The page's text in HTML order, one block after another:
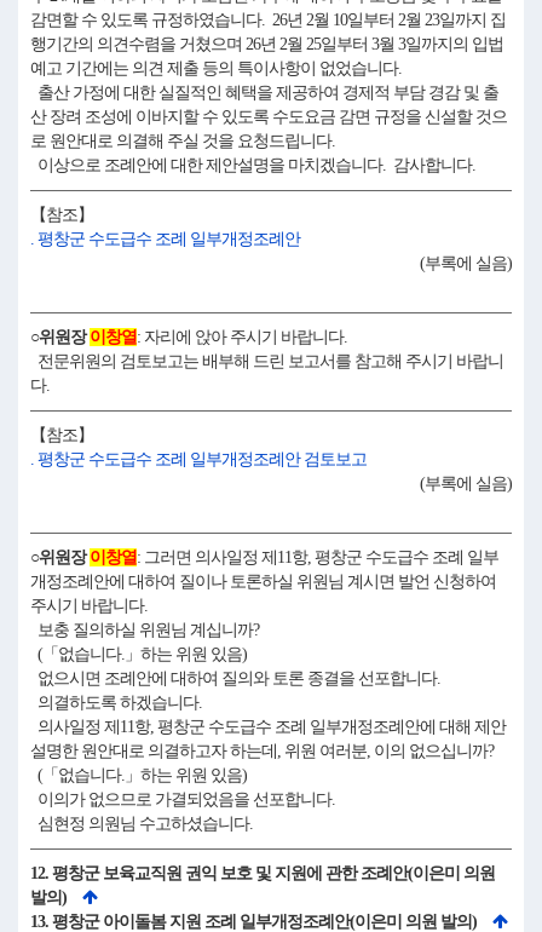
감면할 수 있도록 규정하였습니다. 26년 2월 10일부터 2월 23일까지 집
행기간의 의견수렴을 거쳤으며 26년 2월 25일부터 3월 3일까지의 입법
예고 기간에는 의견 제출 등의 특이사항이 없었습니다.
출산 가정에 대한 실질적인 혜택을 제공하여 경제적 부담 경감 및 출
산 장려 조성에 이바지할 수 있도록 수도요금 감면 규정을 신설할 것으
로 원안대로 의결해 주실 것을 요청드립니다.
이상으로 조례안에 대한 제안설명을 마치겠습니다. 감사합니다.
【참조】
. 평창군 수도급수 조례 일부개정조례안
(부록에 실음)
○위원장이창열: 자리에 앉아 주시기 바랍니다.
전문위원의 검토보고는 배부해 드린 보고서를 참고해 주시기 바랍니
다.
【참조】
. 평창군 수도급수 조례 일부개정조례안 검토보고
(부록에 실음)
○위원장이창열: 그러면 의사일정 제11항, 평창군 수도급수 조례 일부
개정조례안에 대하여 질이나 토론하실 위원님 계시면 발언 신청하여
주시기 바랍니다.
보충 질의하실 위원님 계십니까?
(「없습니다.」하는 위원 있음)
없으시면 조례안에 대하여 질의와 토론 종결을 선포합니다.
의결하도록 하겠습니다.
의사일정 제11항, 평창군 수도급수 조례 일부개정조례안에 대해 제안
설명한 원안대로 의결하고자 하는데, 위원 여러분, 이의 없으십니까?
(「없습니다.」하는 위원 있음)
이의가 없으므로 가결되었음을 선포합니다.
심현정 의원님 수고하셨습니다.
12. 평창군 보육교직원 권익 보호 및 지원에 관한 조례안(이은미 의원
발의)
13. 평창군 아이돌봄 지원 조례 일부개정조례안(이은미 의원 발의)